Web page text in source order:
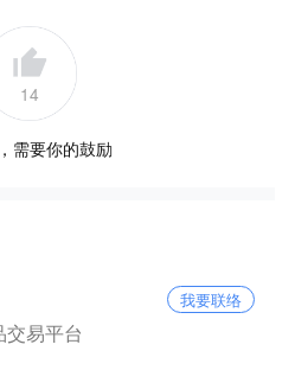
14
需要你的鼓励
我要联络
交易平台